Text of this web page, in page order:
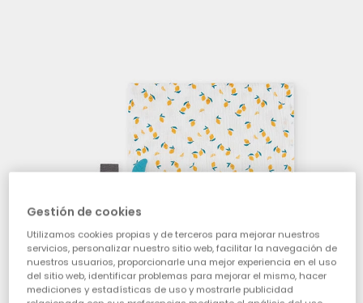
Gestión de cookies
Utilizamos cookies propias y de terceros para mejorar nuestros
servicios, personalizar nuestro sitio web, facilitar la navegación de
nuestros usuarios, proporcionarle una mejor experiencia en el uso
del sitio web, identificar problemas para mejorar el mismo, hacer
mediciones y estadísticas de uso y mostrarle publicidad